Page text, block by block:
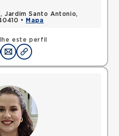
este perfil
Jardim Santo Antonio,
•
Mapa